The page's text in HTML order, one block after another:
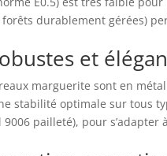
forêts durablement gérées)
et
marguerite sont en
stabilité optimale sur tous
pailleté), pour s’adapter